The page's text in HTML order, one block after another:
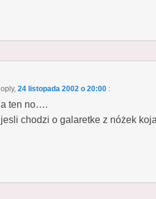
oply, 24 listopada 2002 o 20:00 :
a ten no….
jesli chodzi o galaretke z nóżek